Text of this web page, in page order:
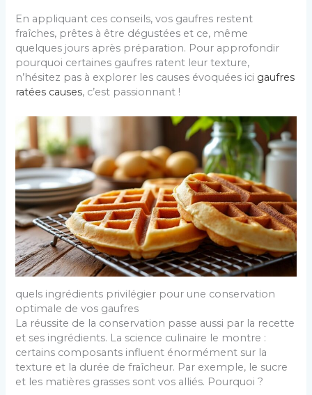
En appliquant ces conseils, vos gaufres restent
fraîches, prêtes à être dégustées et ce, même
quelques jours après préparation. Pour approfondir
pourquoi certaines gaufres ratent leur texture,
n’hésitez pas à explorer les causes évoquées ici gaufres
ratées causes, c’est passionnant !
quels ingrédients privilégier pour une conservation
optimale de vos gaufres
La réussite de la conservation passe aussi par la recette
et ses ingrédients. La science culinaire le montre :
certains composants influent énormément sur la
texture et la durée de fraîcheur. Par exemple, le sucre
et les matières grasses sont vos alliés. Pourquoi ?